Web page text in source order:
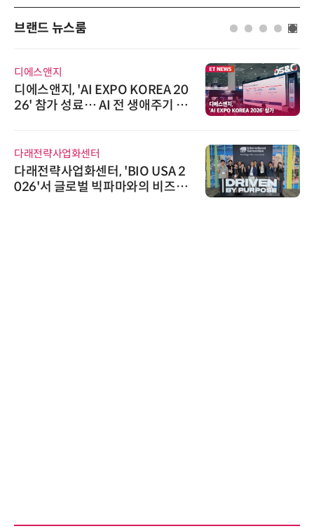
브랜드 뉴스룸
디에스앤지
디에스앤지, 'AI EXPO KOREA 20
26' 참가 성료… AI 전 생애주기 아
다래전략사업화센터
다래전략사업화센터, 'BIO USA 2
026'서 글로벌 빅파마와의 비즈니